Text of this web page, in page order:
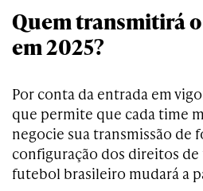
Quem transmitirá
em 2025?
Por conta da entrada em
que permite que cada time
negocie sua transmissão de
configuração dos direitos de
futebol brasileiro mudará a